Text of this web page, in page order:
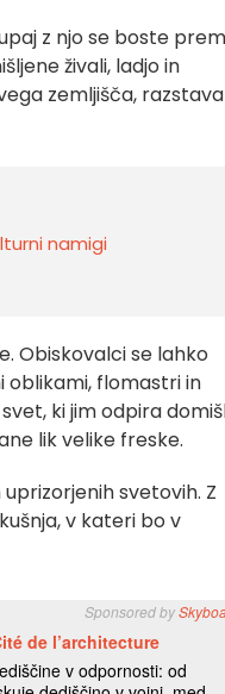
z njo se boste
živali, ladjo in
zemljišča,
namigi
Obiskovalci se lahko
oblikami, flomastri in
ki jim odpira
lik velike freske.
svetovih. Z
v kateri bo v